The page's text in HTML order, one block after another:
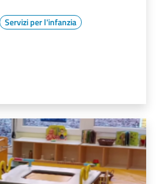
Servizi per l'infanzia